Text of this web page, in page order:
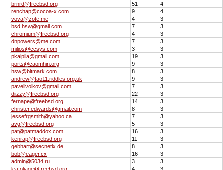
brnrd@freebsd.org
51
4
renchap@cocoa-x.com
9
4
vova@zote.me
4
3
bsd.hsw@gmail.com
7
3
chromium@freebsd.org
4
3
dnpowers@me.com
7
3
milios@ccsys.com
3
3
pkaipila@gmail.com
19
3
ports@caomhin.org
9
3
hsw@bitmark.com
8
3
andrew@tao11.riddles.org.uk
9
3
pavelivolkov@gmail.com
7
3
diizzy@freebsd.org
22
3
fernape@freebsd.org
14
3
christer.edwards@gmail.com
8
3
jessefrgsmith@yahoo.ca
7
3
avg@freebsd.org
5
3
pat@patmaddox.com
16
3
kenrap@freebsd.org
11
3
gebhart@secnetix.de
8
3
bob@eager.cx
16
3
admin@5034.ru
3
3
leafoliage@freebsd.org
4
3